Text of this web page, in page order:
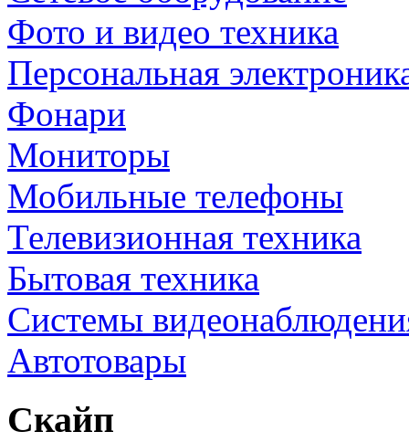
Фото и видео техника
Персональная
Фонари
Мониторы
Мобильные телефоны
Телевизионная техника
Бытовая техника
Cистемы
Автотовары
Скайп